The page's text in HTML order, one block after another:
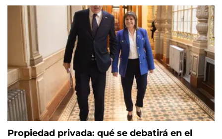
Propiedad privada: qué se debatirá en el